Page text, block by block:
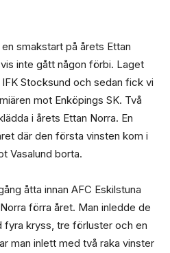
smakstart på årets Ettan
inte gått någon förbi. Laget
Stocksund och sedan fick vi
mot Enköpings SK. Två
i årets Ettan Norra. En
där den första vinsten kom i
Vasalund borta.
åtta innan AFC Eskilstuna
förra året. Man inledde de
kryss, tre förluster och en
man inlett med två raka vinster